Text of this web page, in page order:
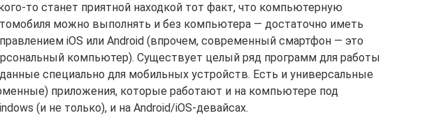
то станет приятной находкой тот факт, что компьютерную
можно выполнять и без компьютера — достаточно иметь
iOS или Android (впрочем, современный смартфон — это
компьютер). Существует целый ряд программ для работы
специально для мобильных устройств. Есть и универсальные
приложения, которые работают и на компьютере под
(и не только), и на Android/iOS-девайсах.